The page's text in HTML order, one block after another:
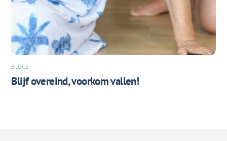
BLOGS
Blijf overeind, voorkom vallen!